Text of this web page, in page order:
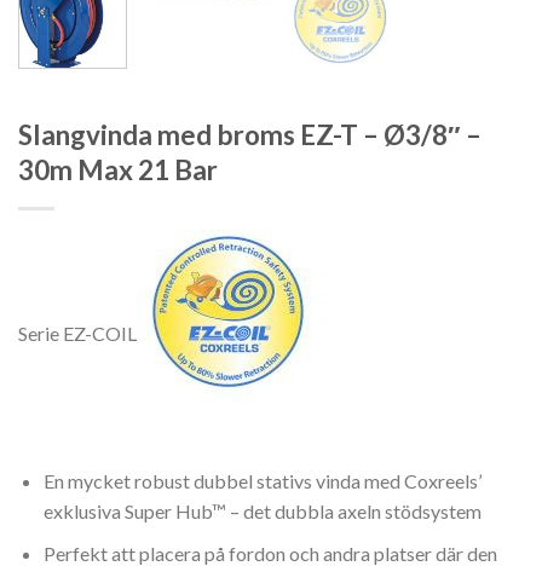
Slangvinda med broms EZ-T – Ø3/8″ –
30m Max 21 Bar
Serie EZ-COIL
En mycket robust dubbel stativs vinda med Coxreels’
exklusiva Super Hub™ – det dubbla axeln stödsystem
Perfekt att placera på fordon och andra platser där den